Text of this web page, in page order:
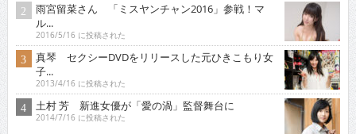
雨宮留菜さん 「ミスヤンチャン2016」参戦！マ
ル...
2016/5/16 に投稿された
真琴 セクシーDVDをリリースした元ひきこもり女
子...
2013/4/16 に投稿された
土村 芳 新進女優が「愛の渦」監督舞台に
2014/7/16 に投稿された